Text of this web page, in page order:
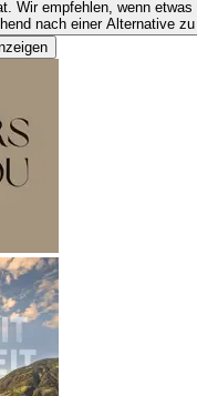
Wir empfehlen, wenn
nach einer Alternative